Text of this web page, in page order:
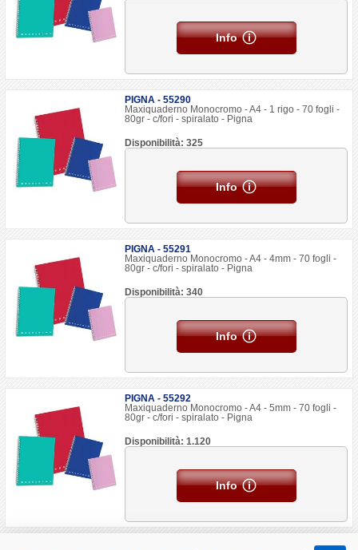
Info
PIGNA - 55290
Maxiquaderno Monocromo - A4 - 1 rigo - 70 fogli -
80gr - c/fori - spiralato - Pigna
Disponibilità: 325
Info
PIGNA - 55291
Maxiquaderno Monocromo - A4 - 4mm - 70 fogli -
80gr - c/fori - spiralato - Pigna
Disponibilità: 340
Info
PIGNA - 55292
Maxiquaderno Monocromo - A4 - 5mm - 70 fogli -
80gr - c/fori - spiralato - Pigna
Disponibilità: 1.120
Info